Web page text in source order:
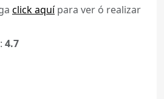
click aquípara ver ó realizar
4.7